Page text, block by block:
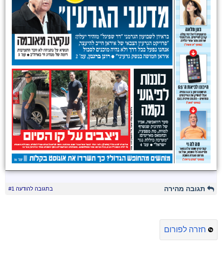
תגובה מהירה בתגובה להודעה #1
חזרה לפורום